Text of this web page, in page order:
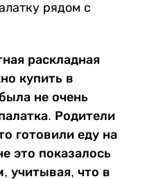
рядом с
раскладная
купить в
не очень
Родители
готовили еду на
это показалось
учитывая, что в